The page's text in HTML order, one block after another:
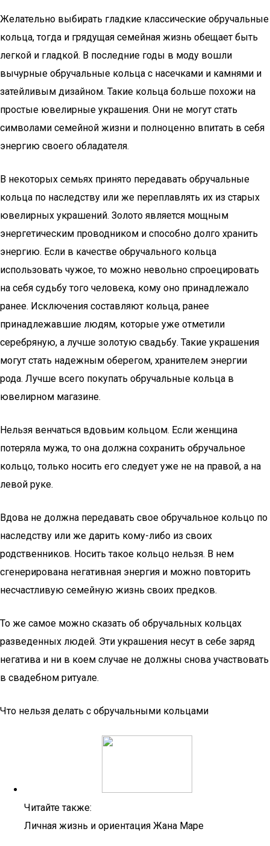
Желательно выбирать гладкие классические обручальные
кольца, тогда и грядущая семейная жизнь обещает быть
легкой и гладкой. В последние годы в моду вошли
вычурные обручальные кольца с насечками и камнями и
затейливым дизайном. Такие кольца больше похожи на
простые ювелирные украшения. Они не могут стать
символами семейной жизни и полноценно впитать в себя
энергию своего обладателя.
В некоторых семьях принято передавать обручальные
кольца по наследству или же переплавлять их из старых
ювелирных украшений. Золото является мощным
энергетическим проводником и способно долго хранить
энергию. Если в качестве обручального кольца
использовать чужое, то можно невольно спроецировать
на себя судьбу того человека, кому оно принадлежало
ранее. Исключения составляют кольца, ранее
принадлежавшие людям, которые уже отметили
серебряную, а лучше золотую свадьбу. Такие украшения
могут стать надежным оберегом, хранителем энергии
рода. Лучше всего покупать обручальные кольца в
ювелирном магазине.
Нельзя венчаться вдовьим кольцом. Если женщина
потеряла мужа, то она должна сохранить обручальное
кольцо, только носить его следует уже не на правой, а на
левой руке.
Вдова не должна передавать свое обручальное кольцо по
наследству или же дарить кому-либо из своих
родственников. Носить такое кольцо нельзя. В нем
сгенерирована негативная энергия и можно повторить
несчастливую семейную жизнь своих предков.
То же самое можно сказать об обручальных кольцах
разведенных людей. Эти украшения несут в себе заряд
негатива и ни в коем случае не должны снова участвовать
в свадебном ритуале.
Что нельзя делать с обручальными кольцами
Читайте также:
Личная жизнь и ориентация Жана Маре